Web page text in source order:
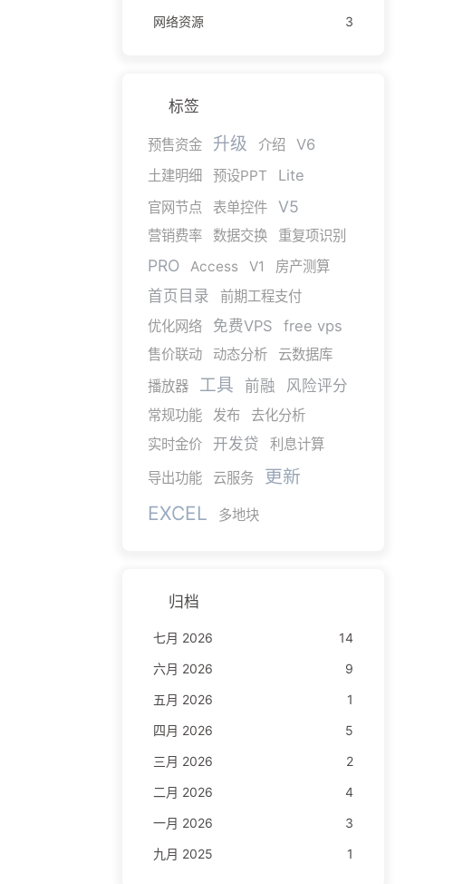
网络资源
3
标签
预售资金 升级 介绍 V6
土建明细 预设PPT Lite
官网节点 表单控件 V5
营销费率 数据交换 重复项识别
PRO Access V1 房产测算
首页目录
前期工程支付
优化网络
免费VPS free vps
售价联动 动态分析
云数据库
播放器
工具 前融 风险评分
常规功能 发布
去化分析
实时金价
开发贷
利息计算
导出功能
云服务 更新
EXCEL 多地块
归档
七月 2026
14
六月 2026
9
五月 2026
1
四月 2026
5
三月 2026
2
二月 2026
4
一月 2026
3
九月 2025
1